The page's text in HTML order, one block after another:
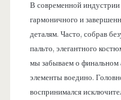
В современной
гармоничного и
деталям. Часто, собрав
пальто, элегантного
мы забываем о финальном
элементы воедино.
воспринимался